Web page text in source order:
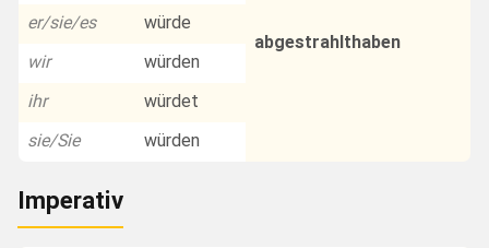
abgestrahlthaben
er/sie/es
würde
wir
würden
ihr
würdet
sie/Sie
würden
Imperativ